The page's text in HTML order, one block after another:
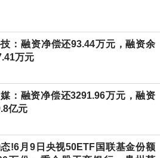
：融资净偿还93.44万元，融资余
万元
：融资净偿还3291.96万元，融资
亿元
!6月9日央视50ETF国联基金份额